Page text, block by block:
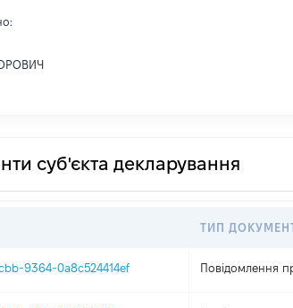
суб'єкта декларування
ТИП
9364-0a8c524414ef Повідомлення